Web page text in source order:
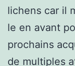
lichens car il
le en avant
prochains
de multiples